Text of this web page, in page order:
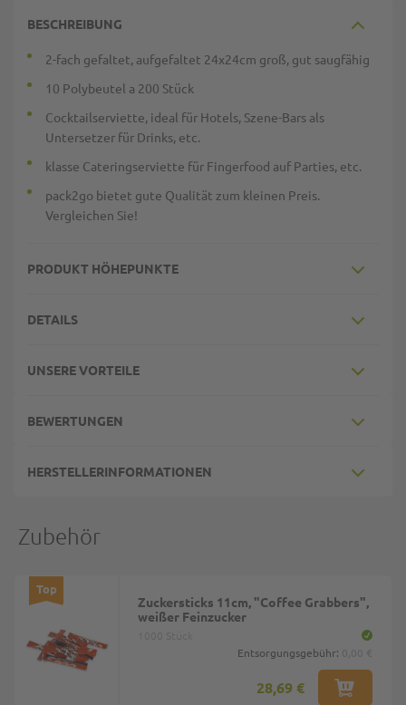
BESCHREIBUNG
2-fach gefaltet, aufgefaltet 24x24cm groß, gut saugfähig
10 Polybeutel a 200 Stück
Cocktailserviette, ideal für Hotels, Szene-Bars als
Untersetzer für Drinks, etc.
klasse Cateringserviette für Fingerfood auf Parties, etc.
pack2go bietet gute Qualität zum kleinen Preis.
Vergleichen Sie!
PRODUKT HÖHEPUNKTE
DETAILS
UNSERE VORTEILE
BEWERTUNGEN
HERSTELLERINFORMATIONEN
Zubehör
Top
Zuckersticks 11cm, "Coffee Grabbers",
weißer Feinzucker
Entsorgungsgebühr:
28,69 €